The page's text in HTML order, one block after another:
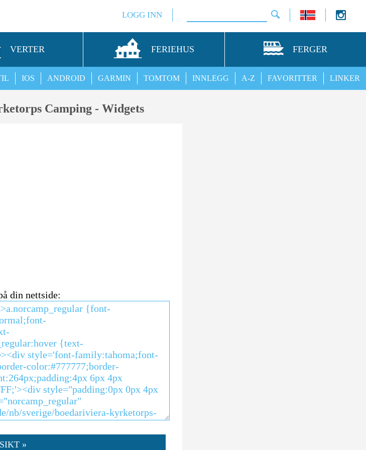
LOGG INN
VERTER FERIEHUS FERGER
LINKER
FAVORITTER
A-Z
INNLEGG
TOMTOM
GARMIN
ANDROID
IOS
Camping - Widgets
din nettside:
»